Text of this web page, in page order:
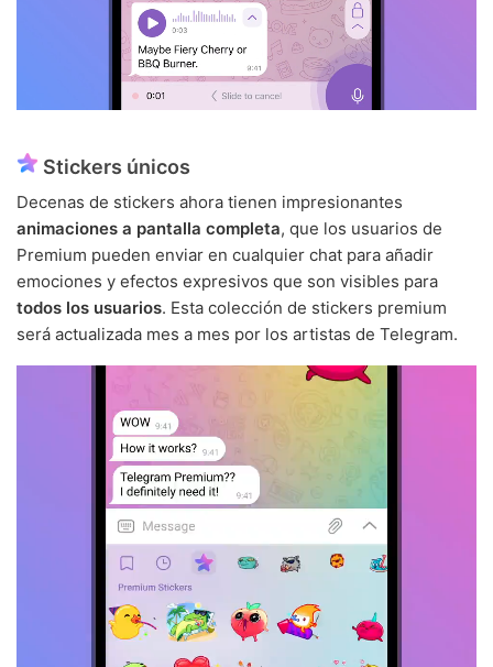
Stickers únicos
Decenas de stickers ahora tienen impresionantes
animaciones a pantalla completa, que los usuarios de
Premium pueden enviar en cualquier chat para añadir
emociones y efectos expresivos que son visibles para
todos los usuarios. Esta colección de stickers premium
será actualizada mes a mes por los artistas de Telegram.